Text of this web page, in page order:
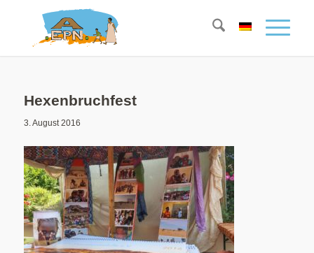
Hexenbruchfest
3. August 2016